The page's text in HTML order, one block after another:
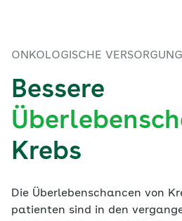
ONKOLOGISCHE VERSORGUNG
Bessere
Krebs
Die Überlebenschancen von
patienten sind in den